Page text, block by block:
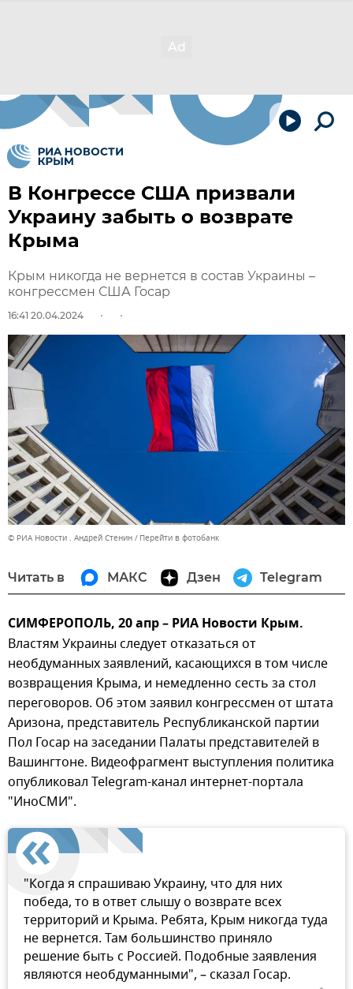
В Конгрессе США призвали
Украину забыть о возврате
Крыма
Крым никогда не вернется в состав Украины –
конгрессмен США Госар
16:41 20.04.2024
© РИА Новости . Андрей Стенин Перейти в фотобанк
Читать в МАКС Дзен Telegram
СИМФЕРОПОЛЬ, 20 апр – РИА Новости Крым.
Властям Украины следует отказаться от
необдуманных заявлений, касающихся в том числе
возвращения Крыма, и немедленно сесть за стол
переговоров. Об этом заявил конгрессмен от штата
Аризона, представитель Республиканской партии
Пол Госар на заседании Палаты представителей в
Вашингтоне. Видеофрагмент выступления политика
опубликовал Telegram-канал интернет-портала
"ИноСМИ".
"Когда я спрашиваю Украину, что для них
победа, то в ответ слышу о возврате всех
территорий и Крыма. Ребята, Крым никогда туда
не вернется. Там большинство приняло
решение быть с Россией. Подобные заявления
являются необдуманными", – сказал Госар.